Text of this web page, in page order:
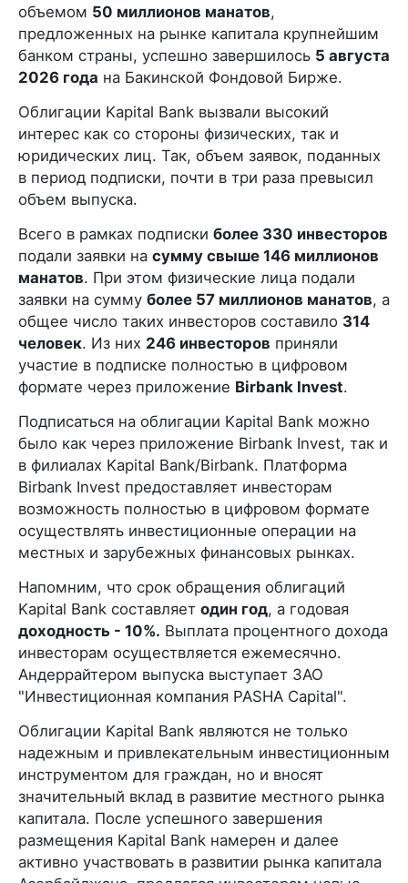
объемом 50 миллионов манатов,
предложенных на рынке капитала крупнейшим
банком страны, успешно завершилось 5 августа
2026 года на Бакинской Фондовой Бирже.
Облигации Kapital Bank вызвали высокий
интерес как со стороны физических, так и
юридических лиц. Так, объем заявок, поданных
в период подписки, почти в три раза превысил
объем выпуска.
Всего в рамках подписки более 330 инвесторов
подали заявки на сумму свыше 146 миллионов
манатов. При этом физические лица подали
заявки на сумму более 57 миллионов манатов, а
общее число таких инвесторов составило 314
человек. Из них 246 инвесторов приняли
участие в подписке полностью в цифровом
формате через приложение Birbank Invest.
Подписаться на облигации Kapital Bank можно
было как через приложение Birbank Invest, так и
в филиалах Kapital Bank/Birbank. Платформа
Birbank Invest предоставляет инвесторам
возможность полностью в цифровом формате
осуществлять инвестиционные операции на
местных и зарубежных финансовых рынках.
Напомним, что срок обращения облигаций
Kapital Bank составляет один год, а годовая
доходность - 10%. Выплата процентного дохода
инвесторам осуществляется ежемесячно.
Андеррайтером выпуска выступает ЗАО
"Инвестиционная компания PASHA Capital".
Облигации Kapital Bank являются не только
надежным и привлекательным инвестиционным
инструментом для граждан, но и вносят
значительный вклад в развитие местного рынка
капитала. После успешного завершения
размещения Kapital Bank намерен и далее
активно участвовать в развитии рынка капитала